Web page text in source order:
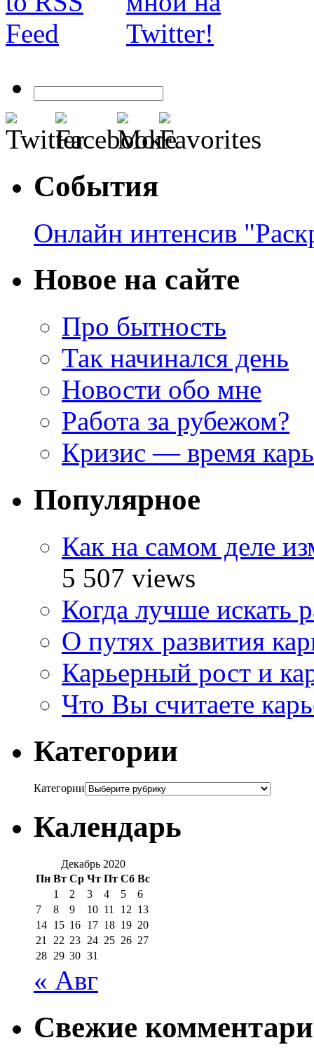
События
Онлайн интенсив
Новое на сайте
Про бытность
Так начинался день
Новости обо мне
Работа за рубежом?
Кризис — время
Популярное
Как на самом деле
5 507 views
Когда лучше искать
О путях развития
Карьерный рост и
Что Вы считаете
Категории
Категории
Календарь
Декабрь 2020
Пн Вт Ср Чт Пт Сб Вс
1
2 3 4 5
6
7
8 9 10 11 12 13
14 15 16 17 18 19 20
21
22 23 24 25 26 27
28 29 30 31
« Авг
Свежие